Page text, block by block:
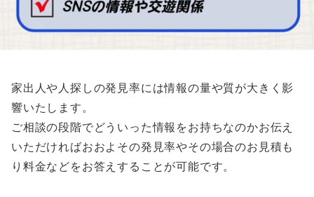
家出人や人探しの発見率には情報の量や質が大きく影
響いたします。
ご相談の段階でどういった情報をお持ちなのかお伝え
いただければおおよその発見率やその場合のお見積も
り料金などをお答えすることが可能です。